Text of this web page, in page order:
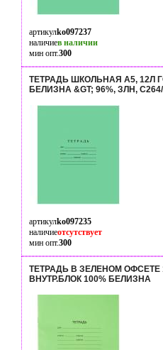
артикулko097237
наличиев наличии
мин опт.300
ТЕТРАДЬ ШКОЛЬНАЯ А5, 12Л
БЕЛИЗНА &GT; 96%, ЗЛН,
артикулko097235
наличиеотсутствует
мин опт.300
ТЕТРАДЬ В ЗЕЛЕНОМ ОФСЕТЕ
ВНУТР.БЛОК 100% БЕЛИЗНА